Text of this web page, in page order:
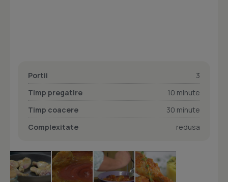
Portii
3
Timp pregatire
10 minute
Timp coacere
30 minute
Complexitate
redusa